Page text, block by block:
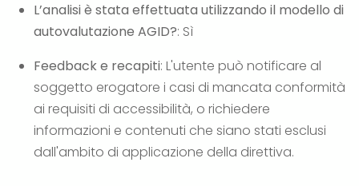
L’analisi è stata effettuata utilizzando il modello di
autovalutazione AGID?: Sì
Feedback e recapiti: L'utente può notificare al
soggetto erogatore i casi di mancata conformità
ai requisiti di accessibilità, o richiedere
informazioni e contenuti che siano stati esclusi
dall'ambito di applicazione della direttiva.